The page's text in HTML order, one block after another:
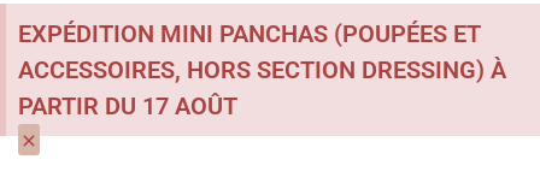
EXPÉDITION MINI PANCHAS (POUPÉES ET
ACCESSOIRES, HORS SECTION DRESSING) À
PARTIR DU 17 AOÛT
×